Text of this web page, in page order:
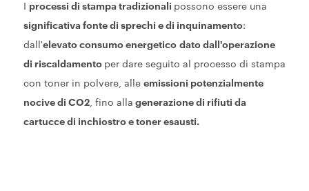
processi di stampa tradizionali possono essere una
significativa fonte di sprechi e di inquinamento:
dall'elevato consumo energetico dato dall'operazione
di riscaldamento per dare seguito al processo di stampa
con toner in polvere, alle emissioni potenzialmente
nocive di CO2, fino alla generazione di rifiuti da
cartucce di inchiostro e toner esausti.